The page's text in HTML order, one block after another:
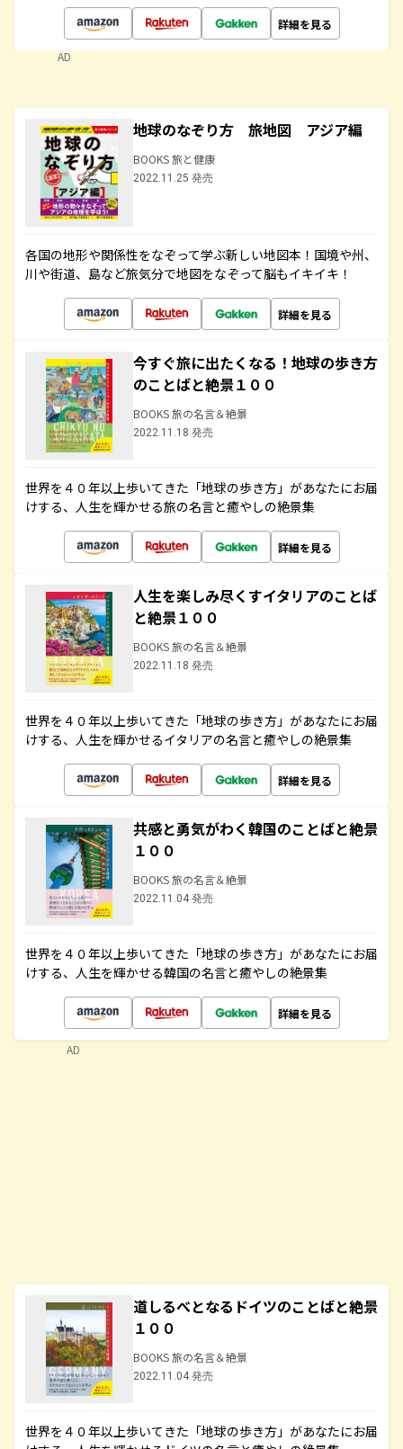
詳細を見る
AD
地球のなぞり方 旅地図 アジア編
BOOKS 旅と健康
2022.11.25 発売
各国の地形や関係性をなぞって学ぶ新しい地図本！国境や州、
川や街道、島など旅気分で地図をなぞって脳もイキイキ！
詳細を見る
今すぐ旅に出たくなる！地球の歩き方
のことばと絶景１００
BOOKS 旅の名言＆絶景
2022.11.18 発売
世界を４０年以上歩いてきた「地球の歩き方」があなたにお届
けする、人生を輝かせる旅の名言と癒やしの絶景集
詳細を見る
人生を楽しみ尽くすイタリアのことば
と絶景１００
BOOKS 旅の名言＆絶景
2022.11.18 発売
世界を４０年以上歩いてきた「地球の歩き方」があなたにお届
けする、人生を輝かせるイタリアの名言と癒やしの絶景集
詳細を見る
共感と勇気がわく韓国のことばと絶景
１００
BOOKS 旅の名言＆絶景
2022.11.04 発売
世界を４０年以上歩いてきた「地球の歩き方」があなたにお届
けする、人生を輝かせる韓国の名言と癒やしの絶景集
詳細を見る
道しるべとなるドイツのことばと絶景
１００
BOOKS 旅の名言＆絶景
2022.11.04 発売
世界を４０年以上歩いてきた「地球の歩き方」があなたにお届
AD